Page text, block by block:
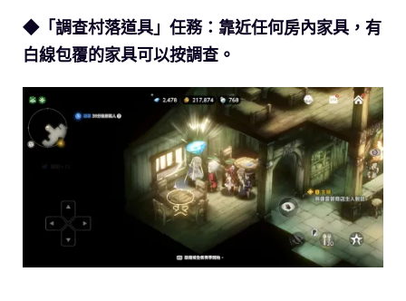
◆「調查村落道具」任務：靠近任何房內家具，有
白線包覆的家具可以按調查。